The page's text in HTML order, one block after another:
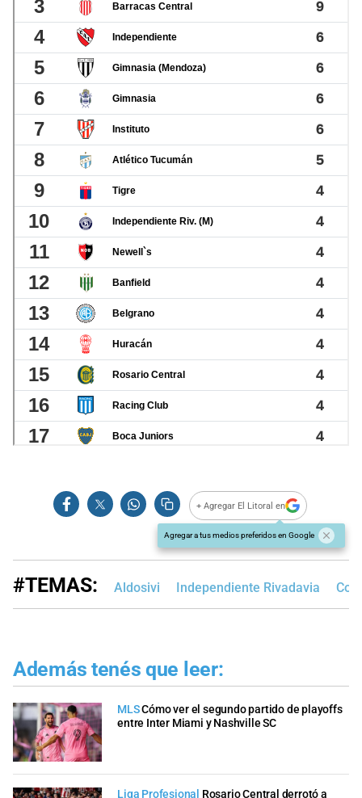
+ Agregar El Litoral en
Agregar a tus medios preferidos en Google
#TEMAS: Aldosivi Independiente Rivadavia
Además tenés que leer:
MLSCómo ver el segundo partido de playoffs
entre Inter Miami y Nashville SC
Liga Profesional Rosario Central derrotó a